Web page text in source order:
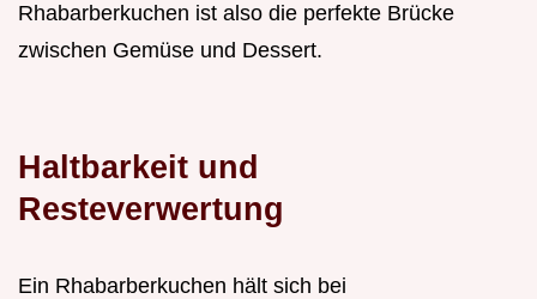
Rhabarberkuchen ist also die perfekte Brücke
zwischen Gemüse und Dessert.
Haltbarkeit und
Resteverwertung
Ein Rhabarberkuchen hält sich bei